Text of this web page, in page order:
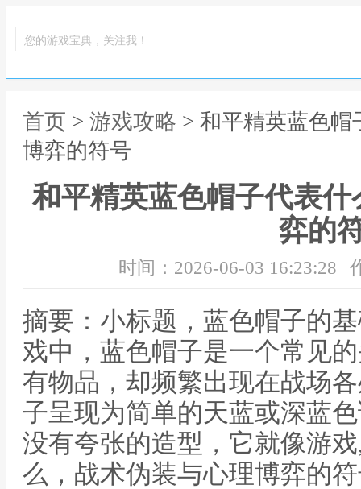
您的游戏宝典，关注我！
首页 > 游戏攻略 > 和平精英蓝色
博弈的符号
和平精英蓝色帽子代表
弈的
时间：2026-06-03 16:23:28
摘要：小标题，蓝色帽子的
戏中，蓝色帽子是一个常见
有物品，却频繁出现在战场
子呈现为简单的天蓝或深蓝
没有夸张的造型，它就像游
么，战术伪装与心理博弈的